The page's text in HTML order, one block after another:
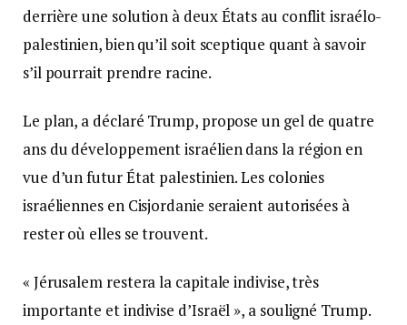
derrière une solution à deux États au conflit israélo-
palestinien, bien qu’il soit sceptique quant à savoir
s’il pourrait prendre racine.
Le plan, a déclaré Trump, propose un gel de quatre
ans du développement israélien dans la région en
vue d’un futur État palestinien. Les colonies
israéliennes en Cisjordanie seraient autorisées à
rester où elles se trouvent.
« Jérusalem restera la capitale indivise, très
importante et indivise d’Israël », a souligné Trump.